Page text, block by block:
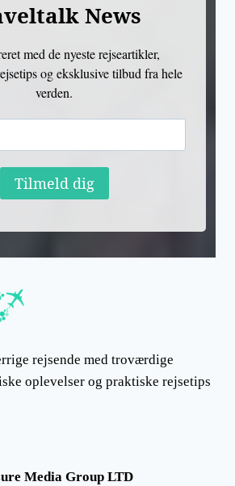
News
med de nyeste rejseartikler,
og eksklusive tilbud fra hele
verden.
Tilmeld dig
rejsende med troværdige
oplevelser og praktiske rejsetips
Media Group LTD